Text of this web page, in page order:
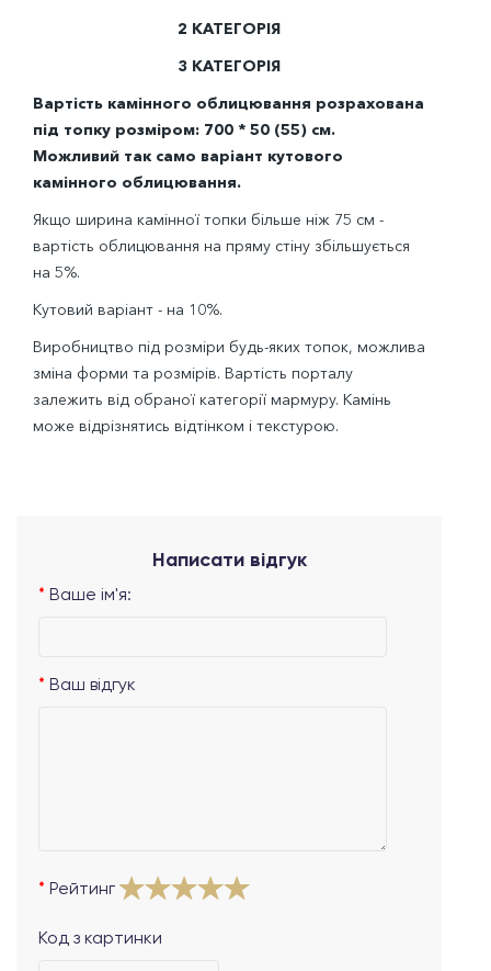
2 КАТЕГОРІЯ
3 КАТЕГОРІЯ
Вартість камінного облицювання розрахована
під топку розміром: 700 * 50 (55) см.
Можливий так само варіант кутового
камінного облицювання.
Якщо ширина камінної топки більше ніж 75 см -
вартість облицювання на пряму стіну збільшується
на 5%.
Кутовий варіант - на 10%.
Виробництво під розміри будь-яких топок, можлива
зміна форми та розмірів. Вартість порталу
залежить від обраної категорії мармуру. Камінь
може відрізнятись відтінком і текстурою.
Написати відгук
Ваше ім'я:
Ваш відгук
Рейтинг
Код з картинки